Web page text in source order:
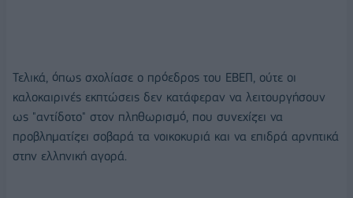
Τελικά, όπως σχολίασε ο πρόεδρος του ΕΒΕΠ, ούτε οι
καλοκαιρινές εκπτώσεις δεν κατάφεραν να λειτουργήσουν
ως "αντίδοτο" στον πληθωρισμό, που συνεχίζει να
προβληματίζει σοβαρά τα νοικοκυριά και να επιδρά αρνητικά
στην ελληνική αγορά.